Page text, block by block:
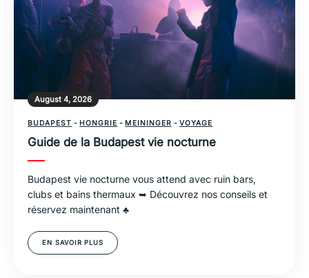
August 4, 2026
BUDAPEST - HONGRIE - MEININGER - VOYAGE
Guide de la Budapest vie nocturne
Budapest vie nocturne vous attend avec ruin bars,
clubs et bains thermaux ➥ Découvrez nos conseils et
réservez maintenant ♣
EN SAVOIR PLUS